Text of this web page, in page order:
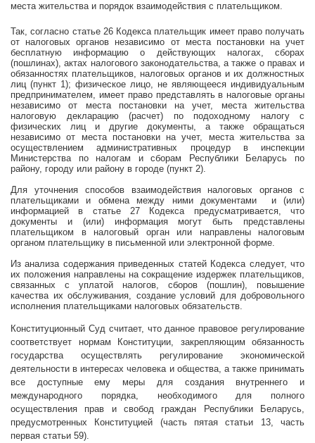
места жительства и порядок взаимодействия с плательщиком.
Так, согласно статье 26 Кодекса плательщик имеет право получать
от налоговых органов независимо от места постановки на учет
бесплатную информацию о действующих налогах, сборах
(пошлинах), актах налогового законодательства, а также о правах и
обязанностях плательщиков, налоговых органов и их должностных
лиц (пункт 1); физическое лицо, не являющееся индивидуальным
предпринимателем, имеет право представлять в налоговые органы
независимо от места постановки на учет, места жительства
налоговую декларацию (расчет) по подоходному налогу с
физических лиц и другие документы, а также обращаться
независимо от места постановки на учет, места жительства за
осуществлением административных процедур в инспекции
Министерства по налогам и сборам Республики Беларусь по
району, городу или району в городе (пункт 2).
Для уточнения способов взаимодействия налоговых органов с
плательщиками и обмена между ними документами
и (или)
информацией в статье 27 Кодекса предусматривается, что
документы и (или) информация могут быть представлены
плательщиком в налоговый орган или направлены налоговым
органом плательщику в письменной или электронной форме.
Из анализа содержания приведенных статей Кодекса следует, что
их положения направлены на сокращение издержек плательщиков,
связанных с уплатой налогов, сборов (пошлин), повышение
качества их обслуживания, создание условий для добровольного
исполнения плательщиками налоговых обязательств.
Конституционный Суд считает, что данное правовое регулирование
соответствует нормам Конституции, закрепляющим обязанность
государства осуществлять регулирование экономической
деятельности в интересах человека и общества, а также принимать
все доступные ему меры для создания внутреннего и
международного порядка, необходимого для полного
осуществления прав и свобод граждан Республики Беларусь,
предусмотренных Конституцией (часть пятая статьи 13, часть
первая статьи 59).